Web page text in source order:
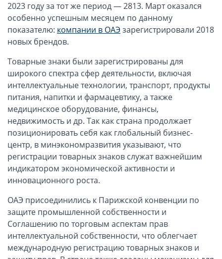
Платежная система Маврикия
Платежная система Казахстана
ОАЭ, Дубай (компания и счёт)
Оффшоры на Сейшелах
Турция (компания и счёт)
Счёт и карта в Турции для физлиц
Cчёт в Турции для компании
Счёт и карта в Киргизии для физлиц
Гражданство Вануату
Гражданство Сьерра-Леоне
Английские партнерства LLP
Ирландские компании LTD
Ирландские партнерства LP
2023 году за тот же период — 2813. Март оказался
особенно успешным месяцем по данному
показателю: компании в ОАЭ зарегистрировали 2018
новых брендов.
Товарные знаки были зарегистрированы для
широкого спектра сфер деятельности, включая
интеллектуальные технологии, транспорт, продукты
питания, напитки и фармацевтику, а также
медицинское оборудование, финансы,
недвижимость и др. Так как страна продолжает
позиционировать себя как глобальный бизнес-
центр, в минэкономразвития указывают, что
регистрации товарных знаков служат важнейшим
индикатором экономической активности и
инновационного роста.
ОАЭ присоединились к Парижской конвенции по
защите промышленной собственности и
Соглашению по торговым аспектам прав
интеллектуальной собственности, что облегчает
международную регистрацию товарных знаков и